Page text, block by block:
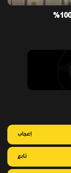
إعجاب
تابع